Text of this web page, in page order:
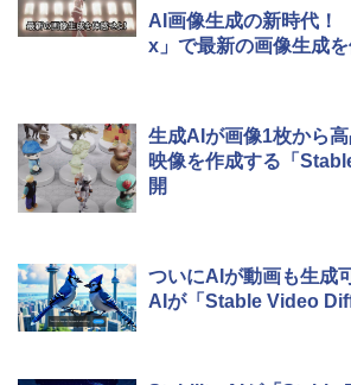
￥1,600
New Amazon
11インチカラーディ
レージ、ノート機能
￥115,980
AI画像生成の新時代！
x」で最新の画像生成を
生成AIが画像1枚から
映像を作成する「
開
ついにAIが動画も生成
AIが「Stable Video